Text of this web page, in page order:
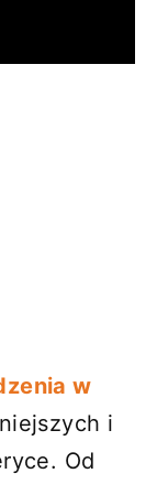
w
i
Od